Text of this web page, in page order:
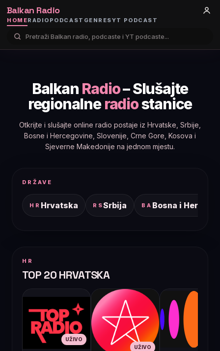
Balkan Radio
HOMERADIO PODCAST GENRESYT PODCAST
Balkan Radio– Slušajte
regionalneradiostanice
Otkrijte i slušajte online radio postaje iz Hrvatske, Srbije,
Bosne i Hercegovine, Slovenije, Crne Gore, Kosova i
Sjeverne Makedonije na jednom mjestu.
DRŽAVE
HR Hrvatska RSSrbija BA Bosna i
HR
TOP 20 HRVATSKA
UŽIVO
UŽIVO